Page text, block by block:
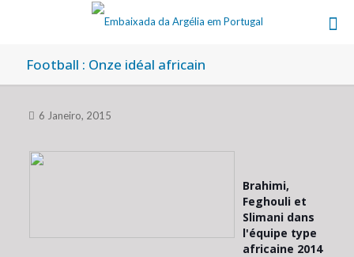
Football : Onze idéal africain
6 Janeiro, 2015
Brahimi,
Feghouli et
Slimani dans
l'équipe type
africaine 2014